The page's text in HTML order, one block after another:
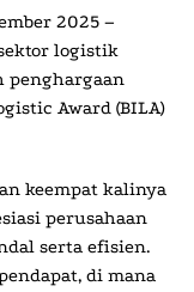
2025 –
logistik
penghargaan
Award (BILA)
keempat kalinya
perusahaan
serta efisien.
di mana